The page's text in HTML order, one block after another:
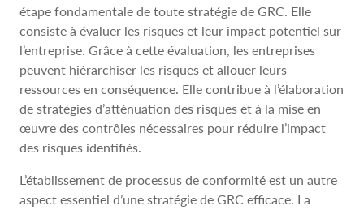
étape fondamentale de toute stratégie de GRC. Elle
consiste à évaluer les risques et leur impact potentiel sur
l’entreprise. Grâce à cette évaluation, les entreprises
peuvent hiérarchiser les risques et allouer leurs
ressources en conséquence. Elle contribue à l’élaboration
de stratégies d’atténuation des risques et à la mise en
œuvre des contrôles nécessaires pour réduire l’impact
des risques identifiés.
L’établissement de processus de conformité est un autre
aspect essentiel d’une stratégie de GRC efficace. La